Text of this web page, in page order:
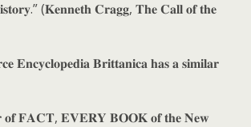
(𝐊𝐞𝐧𝐧𝐞𝐭𝐡 𝐂𝐫𝐚𝐠𝐠, 𝐓𝐡𝐞 𝐂𝐚𝐥𝐥 𝐨𝐟 𝐭𝐡𝐞
𝐄𝐧𝐜𝐲𝐜𝐥𝐨𝐩𝐞𝐝𝐢𝐚 𝐁𝐫𝐢𝐭𝐭𝐚𝐧𝐢𝐜𝐚 𝐡𝐚𝐬 𝐚 𝐬𝐢𝐦𝐢𝐥𝐚𝐫
𝐨𝐟 𝐅𝐀𝐂𝐓, 𝐄𝐕𝐄𝐑𝐘 𝐁𝐎𝐎𝐊 𝐨𝐟 𝐭𝐡𝐞 𝐍𝐞𝐰